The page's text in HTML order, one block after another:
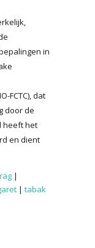
in
FCTC), dat
door de
heeft het
en dient
|
| tabak